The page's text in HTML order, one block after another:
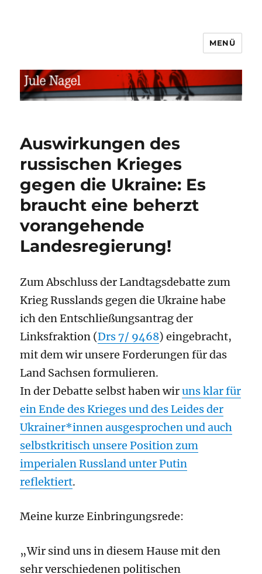
MENÜ
Auswirkungen des
russischen Krieges
gegen die Ukraine: Es
braucht eine beherzt
vorangehende
Landesregierung!
Zum Abschluss der Landtagsdebatte zum
Krieg Russlands gegen die Ukraine habe
ich den Entschließungsantrag der
Linksfraktion (Drs 7/ 9468) eingebracht,
mit dem wir unsere Forderungen für das
Land Sachsen formulieren.
In der Debatte selbst haben wiruns klar für
ein Ende des Krieges und des Leides der
Ukrainer*innen ausgesprochen und auch
selbstkritisch unsere Position zum
imperialen Russland unter Putin
reflektiert.
Meine kurze Einbringungsrede:
„Wir sind uns in diesem Hause mit den
sehr verschiedenen politischen